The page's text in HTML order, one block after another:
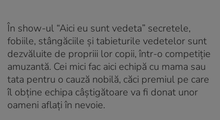
În show-ul “Aici eu sunt vedeta” secretele,
fobiile, stângăciile și tabieturile vedetelor sunt
dezvăluite de propriii lor copii, într-o competiție
amuzantă. Cei mici fac aici echipă cu mama sau
tata pentru o cauză nobilă, căci premiul pe care
îl obține echipa câștigătoare va fi donat unor
oameni aflați în nevoie.